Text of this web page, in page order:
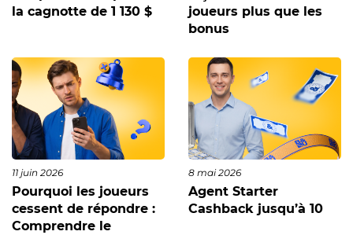
la cagnotte de 1 130 $
joueurs plus que les
bonus
11 juin 2026
Pourquoi les joueurs
cessent de répondre :
Comprendre le
8 mai 2026
Agent Starter
Cashback jusqu’à 10